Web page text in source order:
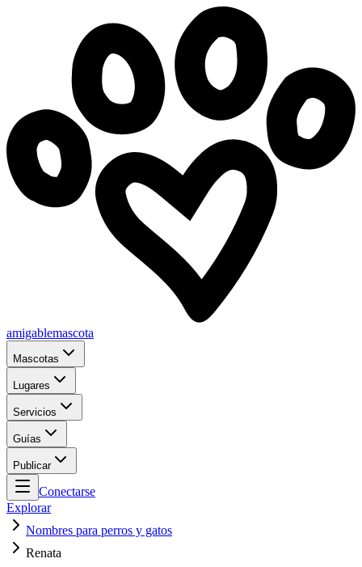
amigablemascota
Mascotas
Lugares
Servicios
Guías
Publicar
Conectarse
Explorar
Nombres para perros y gatos
Renata